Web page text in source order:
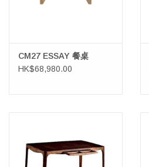
CM27 ESSAY 餐桌
HK$68,980.00